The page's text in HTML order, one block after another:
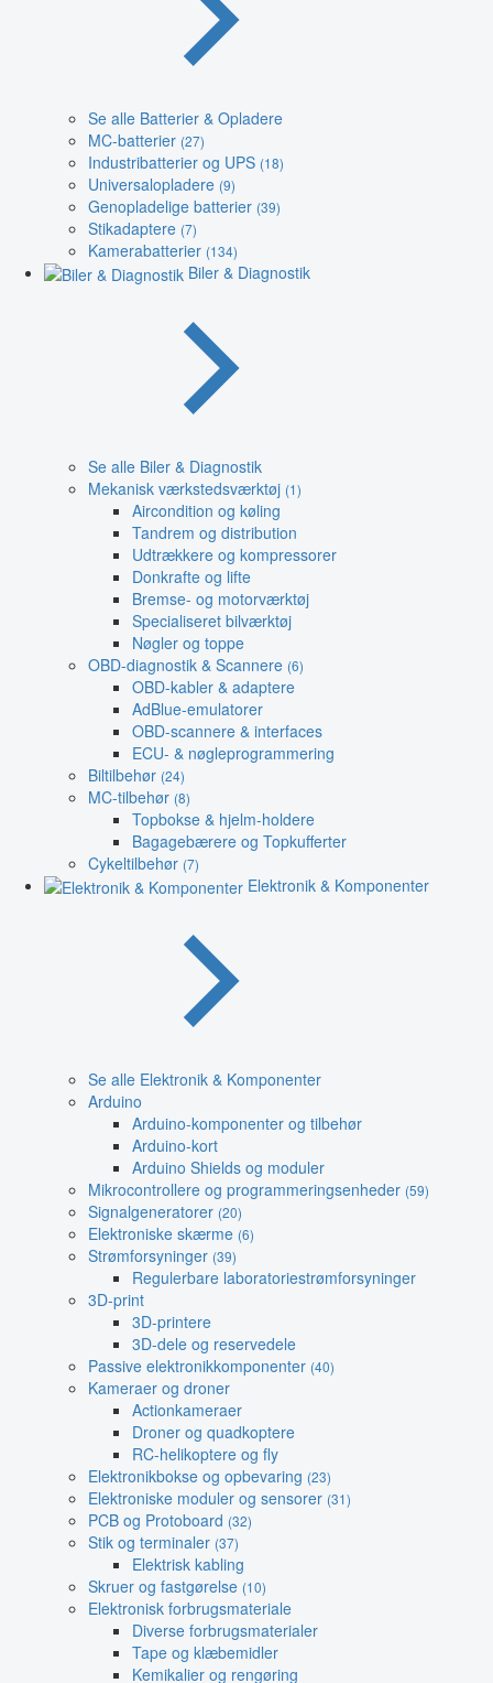
Se alle Batterier & Opladere
MC-batterier (27)
Industribatterier og UPS (18)
Universalopladere (9)
Genopladelige batterier (39)
Stikadaptere (7)
Kamerabatterier (134)
Biler & Diagnostik
Se alle Biler & Diagnostik
Mekanisk værkstedsværktøj (1)
Aircondition og køling
Tandrem og distribution
Udtrækkere og kompressorer
Donkrafte og lifte
Bremse- og motorværktøj
Specialiseret bilværktøj
Nøgler og toppe
OBD-diagnostik & Scannere (6)
OBD-kabler & adaptere
AdBlue-emulatorer
OBD-scannere & interfaces
ECU- & nøgleprogrammering
Biltilbehør (24)
MC-tilbehør (8)
Topbokse & hjelm-holdere
Bagagebærere og Topkufferter
Cykeltilbehør (7)
Elektronik & Komponenter
Se alle Elektronik & Komponenter
Arduino
Arduino-komponenter og tilbehør
Arduino-kort
Arduino Shields og moduler
Mikrocontrollere og programmeringsenheder (59)
Signalgeneratorer (20)
Elektroniske skærme (6)
Strømforsyninger (39)
Regulerbare laboratoriestrømforsyninger
3D-print
3D-printere
3D-dele og reservedele
Passive elektronikkomponenter (40)
Kameraer og droner
Actionkameraer
Droner og quadkoptere
RC-helikoptere og fly
Elektronikbokse og opbevaring (23)
Elektroniske moduler og sensorer (31)
PCB og Protoboard (32)
Stik og terminaler (37)
Elektrisk kabling
Skruer og fastgørelse (10)
Elektronisk forbrugsmateriale
Diverse forbrugsmaterialer
Tape og klæbemidler
Kemikalier og rengøring